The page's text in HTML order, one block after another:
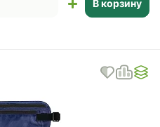
В корзину